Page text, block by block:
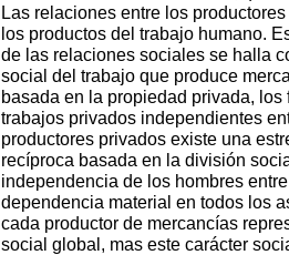
Las relaciones entre los
los productos del trabajo humano.
de las relaciones sociales se halla
social del trabajo que produce
basada en la propiedad privada,
trabajos privados independientes
productores privados existe una
recíproca basada en la división
independencia de los hombres
dependencia material en todos los
cada productor de mercancías
social global, mas este carácter